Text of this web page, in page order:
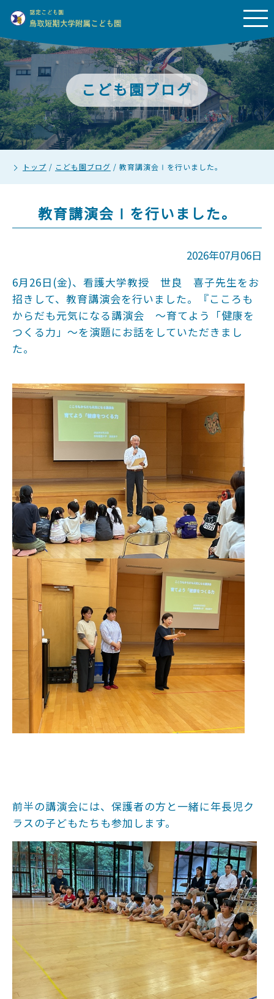
こども園ブログ
トップ / こども園ブログ / 教育講演会Ⅰを行いました。
教育講演会Ⅰを行いました。
2026年07月06日
6月26日(金)、看護大学教授 世良 喜子先生をお
招きして、教育講演会を行いました。『こころも
からだも元気になる講演会 ～育てよう「健康を
つくる力」～を演題にお話をしていただきまし
た。
前半の講演会には、保護者の方と一緒に年長児ク
ラスの子どもたちも参加します。